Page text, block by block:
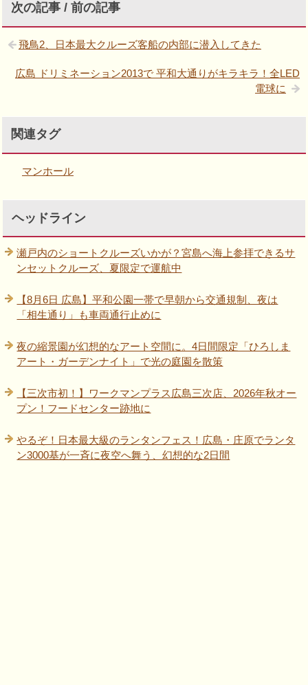
次の記事 / 前の記事
飛鳥2、日本最大クルーズ客船の内部に潜入してきた
広島 ドリミネーション2013で 平和大通りがキラキラ！全LED
電球に
関連タグ
マンホール
ヘッドライン
瀬戸内のショートクルーズいかが？宮島へ海上参拝できるサ
ンセットクルーズ、夏限定で運航中
【8月6日 広島】平和公園一帯で早朝から交通規制、夜は
「相生通り」も車両通行止めに
夜の縮景園が幻想的なアート空間に。4日間限定「ひろしま
アート・ガーデンナイト」で光の庭園を散策
【三次市初！】ワークマンプラス広島三次店、2026年秋オー
プン！フードセンター跡地に
やるぞ！日本最大級のランタンフェス！広島・庄原でランタ
ン3000基が一斉に夜空へ舞う、幻想的な2日間